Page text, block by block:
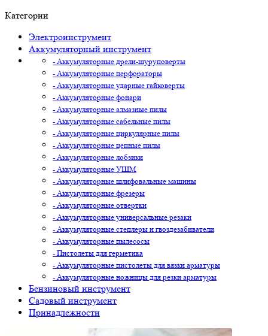
Категории
Электроинструмент
Аккумуляторный инструмент
- Аккумуляторные дрели-шуруповерты
- Аккумуляторные перфораторы
- Аккумуляторные ударные гайковерты
- Аккумуляторные фонари
- Аккумуляторные алмазные пилы
- Аккумуляторные сабельные пилы
- Аккумуляторные циркулярные пилы
- Аккумуляторные цепные пилы
- Аккумуляторные лобзики
- Аккумуляторные УШМ
- Аккумуляторные шлифовальные машины
- Аккумуляторные фрезеры
- Аккумуляторные отвертки
- Аккумуляторные универсальные резаки
- Аккумуляторные степлеры и гвоздезабиватели
- Аккумуляторные пылесосы
- Пистолеты для герметика
- Аккумуляторные пистолеты для вязки арматуры
- Аккумуляторные ножницы для резки арматуры
Бензиновый инструмент
Садовый инструмент
Принадлежности